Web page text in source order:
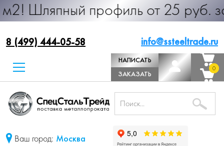
профиль от 25 руб. за м.п.
8 (499) 444-05-58 info@ssteeltrade.ru
НАПИСАТЬ
ДИРЕКТОРУ
ЗАКАЗАТЬ
ЗВОНОК
0
0
Ваш город: Москва